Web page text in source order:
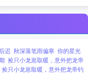
迟 秋深落笔雨偏寒 你的星光
捡只小龙崽取暖，意外把龙帝
捡只小龙崽取暖，意外把龙帝钓